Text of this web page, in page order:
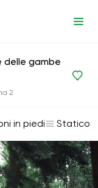
delle gambe
2
in piedi Statico